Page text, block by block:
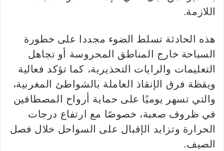
اللازمة.
هذه الحادثة تسلط الضوء مجددا على خطورة
السباحة خارج المناطق المحروسة أو تجاهل
التعليمات والرايات التحذيرية، كما تؤكد فعالية
ويقظة فرق الإنقاذ العاملة بالشواطئ المغربية،
والتي تسهر يوميًا على حماية أرواح المصطافين
في ظروف صعبة، خصوصًا مع ارتفاع درجات
الحرارة وتزايد الإقبال على السواحل خلال فصل
الصيف.